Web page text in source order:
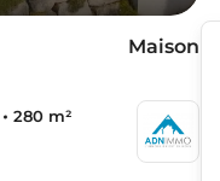
Maison
280 m²